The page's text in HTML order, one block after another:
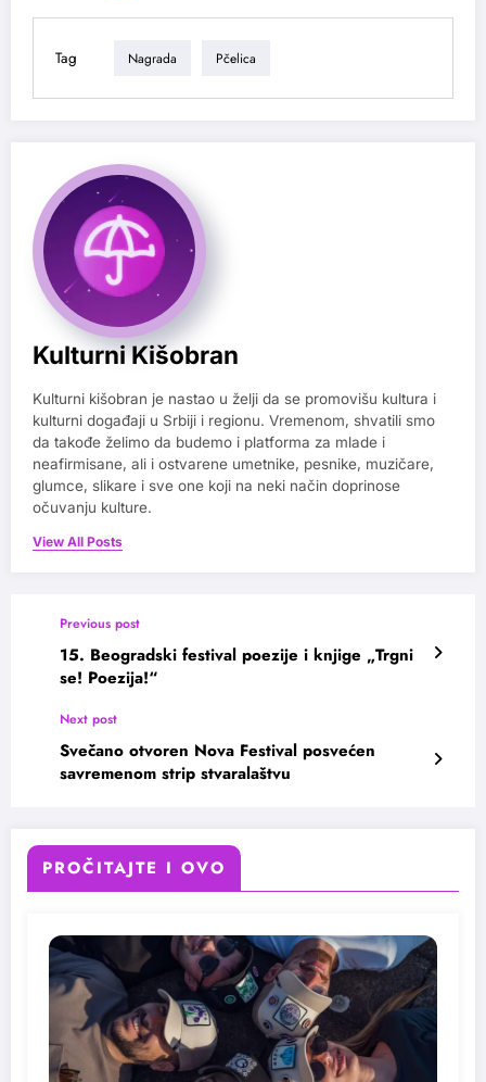
Tag Nagrada Pčelica
Kulturni Kišobran
Kulturni kišobran je nastao u želji da se promovišu kultura i
kulturni događaji u Srbiji i regionu. Vremenom, shvatili smo
da takođe želimo da budemo i platforma za mlade i
neafirmisane, ali i ostvarene umetnike, pesnike, muzičare,
glumce, slikare i sve one koji na neki način doprinose
očuvanju kulture.
View All Posts
Previous post
15. Beogradski festival poezije i knjige „Trgni
se! Poezija!“
Next post
Svečano otvoren Nova Festival posvećen
savremenom strip stvaralaštvu
PROČITAJTE I OVO